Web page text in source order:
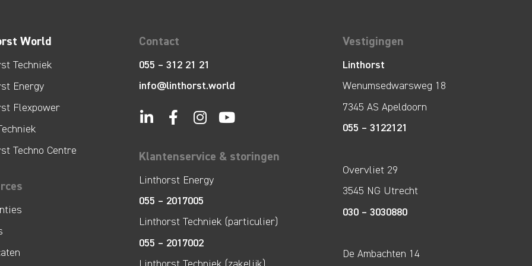
World
Techniek
Energy
Flexpower
Techno Centre
Contact
055 – 312 21 21
info@linthorst.world
Klantenservice & storingen
Linthorst Energy
055 – 2017005
Linthorst Techniek (particulier)
055 – 2017002
Vestigingen
Linthorst
Wenumsedwarsweg 18
7345 AS Apeldoorn
055 – 3122121
Overvliet 29
3545 NG Utrecht
030 – 3030880
De Ambachten 14